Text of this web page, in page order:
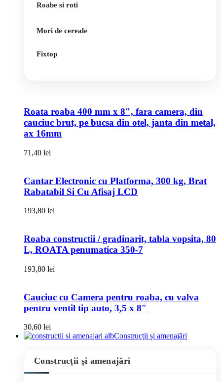
Roabe si roti
Mori de cereale
Fixtop
Roata roaba 400 mm x 8″, fara camera, din
cauciuc brut, pe bucsa din otel, janta din metal,
ax 16mm
71,40 lei
Cantar Electronic cu Platforma, 300 kg, Brat
Rabatabil Si Cu Afisaj LCD
193,80 lei
Roaba constructii / gradinarit, tabla vopsita, 80
L, ROATA penumatica 350-7
193,80 lei
Cauciuc cu Camera pentru roaba, cu valva
pentru ventil tip auto, 3,5 x 8″
30,60 lei
Construcții și amenajări
Construcții și amenajări